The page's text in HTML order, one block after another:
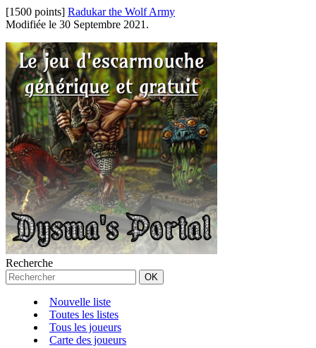
[1500 points] Radukar the Wolf Army
Modifiée le 30 Septembre 2021.
Recherche
Nouvelle liste
Toutes les listes
Tous les joueurs
Carte des joueurs